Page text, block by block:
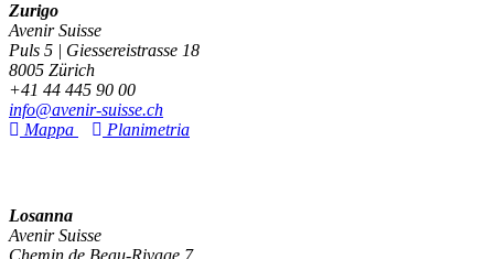
Zurigo
Avenir Suisse
Puls 5 | Giessereistrasse 18
8005 Zürich
+41 44 445 90 00
info@avenir-suisse.ch
Mappa
Planimetria
Losanna
Avenir Suisse
Chemin de Beau-Rivage 7